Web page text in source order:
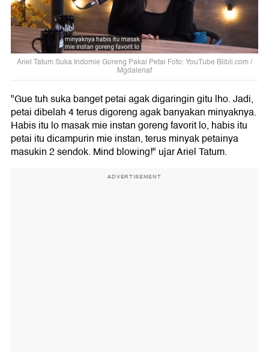
Ariel Tatum Suka Indomie Goreng Pakai Petai Foto: YouTube Blibli.com /
Mgdalenaf
"Gue tuh suka banget petai agak digaringin gitu lho. Jadi,
petai dibelah 4 terus digoreng agak banyakan minyaknya.
Habis itu lo masak mie instan goreng favorit lo, habis itu
petai itu dicampurin mie instan, terus minyak petainya
masukin 2 sendok. Mind blowing!" ujar Ariel Tatum.
ADVERTISEMENT